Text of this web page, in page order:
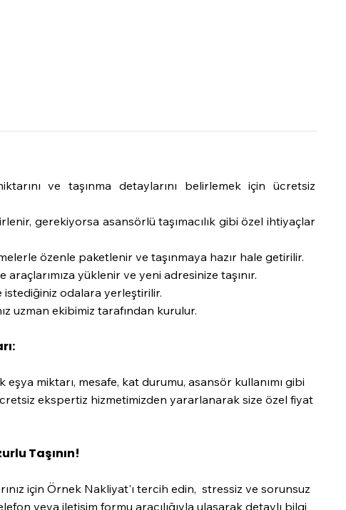
ve taşınma detaylarını belirlemek için ücretsiz
gerekiyorsa asansörlü taşımacılık gibi özel ihtiyaçlar
özenle paketlenir ve taşınmaya hazır hale getirilir.
araçlarımıza yüklenir ve yeni adresinize taşınır.
istediğiniz odalara yerleştirilir.
uzman ekibimiz tarafından kurulur.
miktarı, mesafe, kat durumu, asansör kullanımı gibi
ekspertiz hizmetimizden yararlanarak size özel fiyat
Taşının!
için Örnek Nakliyat'ı tercih edin, stressiz ve sorunsuz
veya iletişim formu aracılığıyla ulaşarak detaylı bilgi